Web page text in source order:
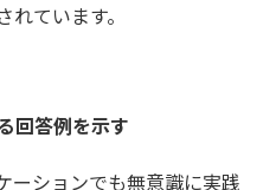
ています。
回答例を示す
ーションでも無意識に実践